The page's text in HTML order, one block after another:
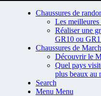
Chaussures de
Les meilleures
Réaliser une
GR10 ou
Chaussures de
Découvrir le
Quel pays
plus beaux au
Search
Menu Menu